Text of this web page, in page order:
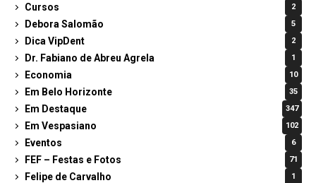
Cursos 2
Debora Salomão 5
Dica VipDent 2
Dr. Fabiano de Abreu Agrela 1
Economia 10
Em Belo Horizonte 35
Em Destaque 347
Em Vespasiano 102
Eventos 6
FEF – Festas e Fotos 71
Felipe de Carvalho 1